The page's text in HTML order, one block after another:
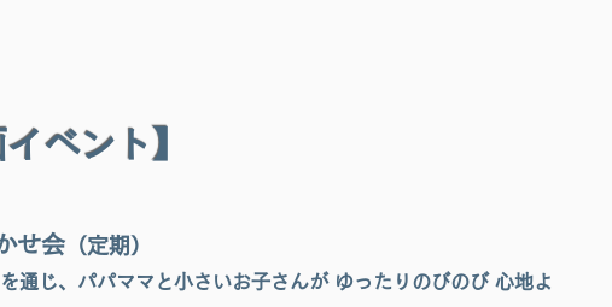
イベント 】
せ会 （定期）
通じ、パパママと小さいお子さんが ゆったりのびのび 心地よ